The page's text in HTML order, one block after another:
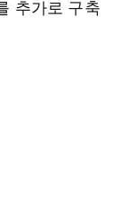
추가로 구축